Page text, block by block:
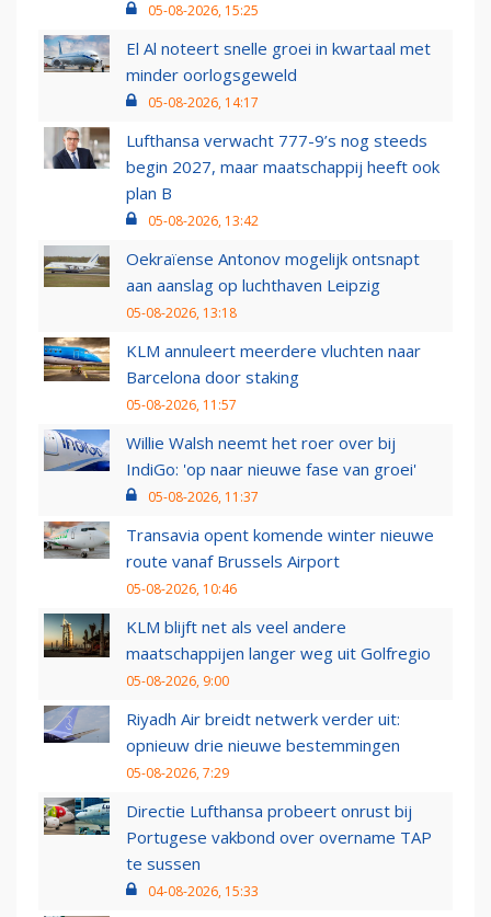
05-08-2026, 15:25
El Al noteert snelle groei in kwartaal met
minder oorlogsgeweld
05-08-2026, 14:17
Lufthansa verwacht 777-9’s nog steeds
begin 2027, maar maatschappij heeft ook
plan B
05-08-2026, 13:42
Oekraïense Antonov mogelijk ontsnapt
aan aanslag op luchthaven Leipzig
05-08-2026, 13:18
KLM annuleert meerdere vluchten naar
Barcelona door staking
05-08-2026, 11:57
Willie Walsh neemt het roer over bij
IndiGo: 'op naar nieuwe fase van groei'
05-08-2026, 11:37
Transavia opent komende winter nieuwe
route vanaf Brussels Airport
05-08-2026, 10:46
KLM blijft net als veel andere
maatschappijen langer weg uit Golfregio
05-08-2026, 9:00
Riyadh Air breidt netwerk verder uit:
opnieuw drie nieuwe bestemmingen
05-08-2026, 7:29
Directie Lufthansa probeert onrust bij
Portugese vakbond over overname TAP
te sussen
04-08-2026, 15:33